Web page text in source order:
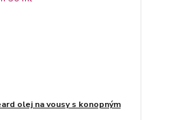
olej na vousy s konopným